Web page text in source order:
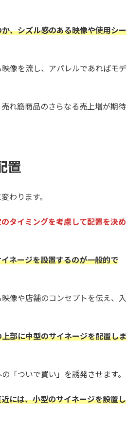
、シズル感のある映像や使用シー
像を流し、アパレルであればモデ
売れ筋商品のさらなる売上増が期待
置
わります。
タイミングを考慮して配置を決め
ネージを設置するのが一般的で
像や店舗のコンセプトを伝え、入
部に中型のサイネージを配置しま
「ついで買い」を誘発させます。
には、小型のサイネージを設置し